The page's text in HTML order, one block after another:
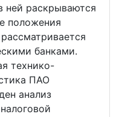
ней раскрываются
положения
банками.
технико-
ПАО
анализ